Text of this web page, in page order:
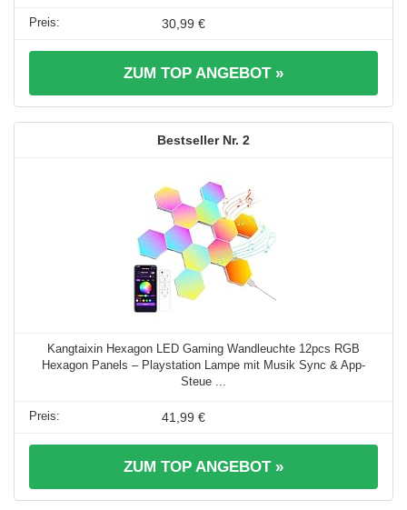
30,99 €
ZUM TOP ANGEBOT »
2
Kangtaixin Hexagon LED Gaming Wandleuchte 12pcs RGB
Hexagon Panels – Playstation Lampe mit Musik Sync & App-
Steue ...
41,99 €
ZUM TOP ANGEBOT »